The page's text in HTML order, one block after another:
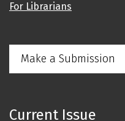
For Librarians
Make a Submission
Current Issue